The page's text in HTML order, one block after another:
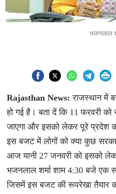
भजनलाल
Rajasthan News:राजस्थान में
हो गई है। बता दें कि 11 फरवरी
जाएगा और इसको लेकर पूरे प्रदेश
इस बजट में लोगों को क्या कुछ
आज यानी 27 जनवरी को इसको
भजनलाल शर्मा शाम 4:30 बजे एक
जिसमें इस बजट की रूपरेखा तैयार